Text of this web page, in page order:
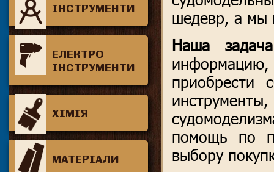
ІНСТРУМЕНТИ
ЕЛЕКТРО
ІНСТРУМЕНТИ
ХІМІЯ
МАТЕРІАЛИ
шедевр, а мы
Наша задача
приобрести
помощь по
выбору